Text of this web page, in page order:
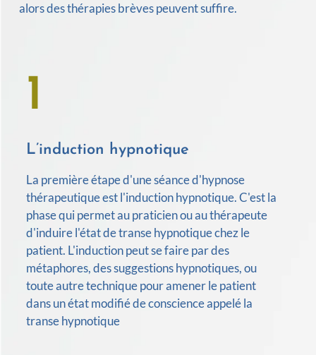
alors des thérapies brèves peuvent suffire.
1
L’induction hypnotique
La première étape d'une séance d'hypnose
thérapeutique est l'induction hypnotique. C'est la
phase qui permet au praticien ou au thérapeute
d'induire l'état de transe hypnotique chez le
patient. L'induction peut se faire par des
métaphores, des suggestions hypnotiques, ou
toute autre technique pour amener le patient
dans un état modifié de conscience appelé la
transe hypnotique